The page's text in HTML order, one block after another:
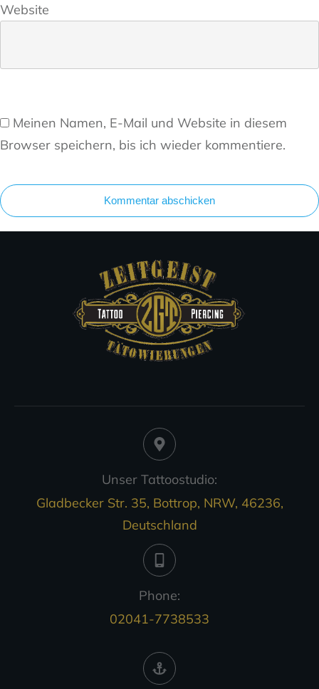
Website
Meinen Namen, E-Mail und Website in diesem
Browser speichern, bis ich wieder kommentiere.
Kommentar abschicken
Unser Tattoostudio:
Gladbecker Str. 35, Bottrop, NRW, 46236,
Deutschland
Phone:
02041-7738533